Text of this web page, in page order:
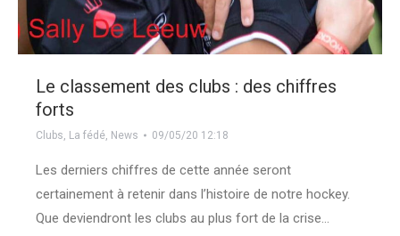
Le classement des clubs : des chiffres
forts
Clubs, La fédé, News 09/05/20 12:18
Les derniers chiffres de cette année seront
certainement à retenir dans l’histoire de notre hockey.
Que deviendront les clubs au plus fort de la crise…